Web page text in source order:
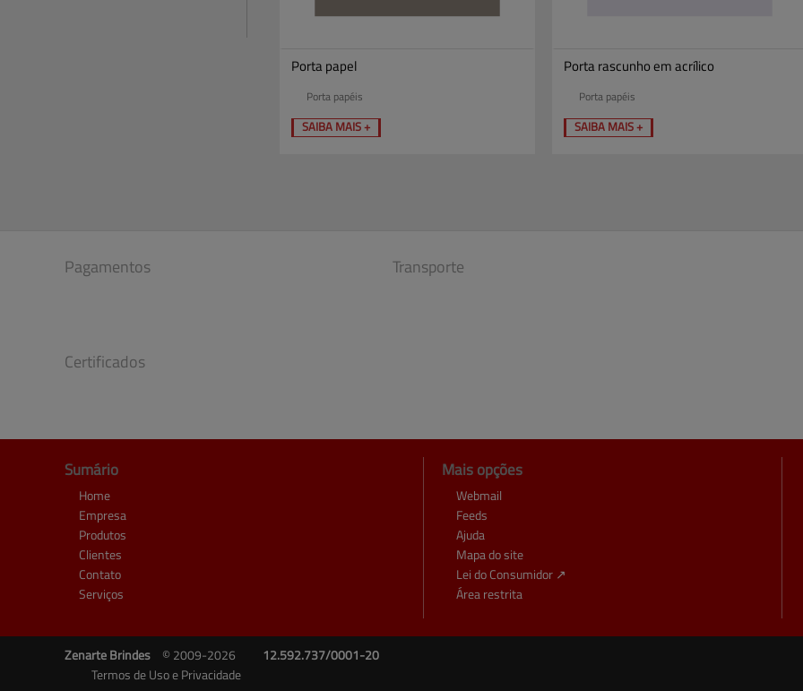
Porta papel
Porta papéis
SAIBA MAIS +
Porta rascunho em acrílico
Porta papéis
SAIBA MAIS +
Pagamentos Transporte
Certificados
Sumário
Home
Empresa
Produtos
Clientes
Contato
Serviços
Mais opções
Webmail
Feeds
Ajuda
Mapa do site
Lei do Consumidor ↗
Área restrita
Zenarte Brindes © 2009-2026
12.592.737/0001-20
Termos de Uso e Privacidade